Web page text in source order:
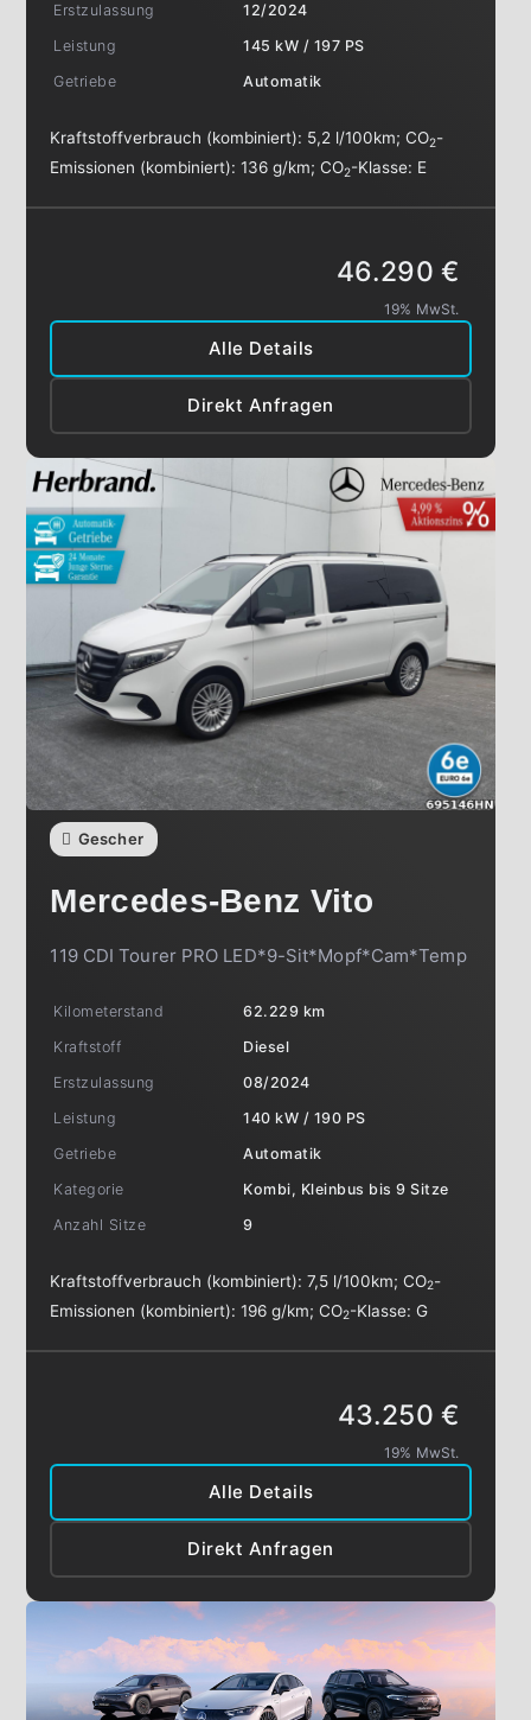
Erstzulassung
12/2024
Leistung
145 kW / 197 PS
Getriebe
Automatik
Kraftstoffverbrauch (kombiniert): 5,2 l/100km;CO2-
Emissionen (kombiniert):136 g/km;CO2-Klasse: E
Alle Details
Direkt Anfragen
46.290 €
19% MwSt.
Gescher
Mercedes-Benz Vito
119 CDI Tourer PRO LED*9-Sit*Mopf*Cam*Temp
Kilometerstand
62.229 km
Kraftstoff
Diesel
Erstzulassung
08/2024
Leistung
140 kW / 190 PS
Getriebe
Automatik
Kategorie
Kombi, Kleinbus bis 9 Sitze
Anzahl Sitze
9
Kraftstoffverbrauch (kombiniert):7,5 l/100km;CO2-
Emissionen (kombiniert):196 g/km;CO2-Klasse:G
Alle Details
Direkt Anfragen
43.250 €
19% MwSt.